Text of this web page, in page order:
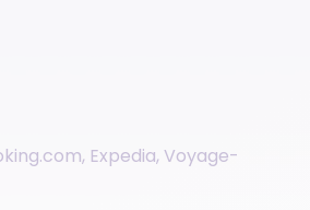
Expedia, Voyage-